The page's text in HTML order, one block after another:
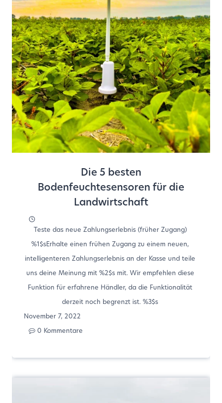
Die 5 besten
Bodenfeuchtesensoren für die
Landwirtschaft
Teste das neue Zahlungserlebnis (früher Zugang)
%1$sErhalte einen frühen Zugang zu einem neuen,
intelligenteren Zahlungserlebnis an der Kasse und teile
uns deine Meinung mit %2$s mit. Wir empfehlen diese
Funktion für erfahrene Händler, da die Funktionalität
derzeit noch begrenzt ist. %3$s
November 7, 2022
0 Kommentare